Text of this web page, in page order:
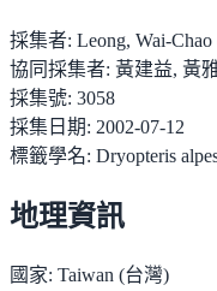
採集者: Leong, Wai-
協同採集者: 黃建益, 黃
採集號: 3058
採集日期: 2002-07-12
標籤學名: Dryopteris
地理資訊
國家: Taiwan (台灣)